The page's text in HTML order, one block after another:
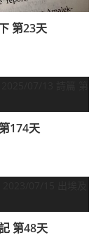
第23天
174天
第48天